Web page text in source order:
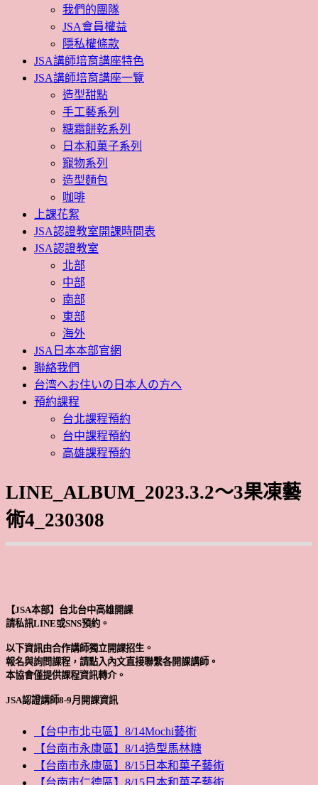
我們的團隊
JSA會員權益
隱私權條款
JSA講師培育講座特色
JSA講師培育講座一覽
造型甜點
手工藝系列
糖霜餅乾系列
日本和菓子系列
寵物系列
造型麵包
咖啡
上課花絮
JSA認證教室開課時間表
JSA認證教室
北部
中部
南部
東部
海外
JSA日本本部官網
聯絡我們
台湾へお住いの日本人の方へ
預約課程
台北課程預約
台中課程預約
高雄課程預約
LINE_ALBUM_2023.3.2～3果凍藝
術4_230308
【JSA本部】台北台中高雄開課
請私訊LINE或SNS預約。
以下資訊由合作講師獨立開課招生。
報名與詢問課程，請點入內文直接聯繫各開課講師。
本協會僅提供課程資訊轉介。
JSA認證講師8-9月開課資訊
【台中市北屯區】8/14Mochi藝術
【台南市永康區】8/14造型馬林糖
【台南市永康區】8/15日本和菓子藝術
【台南市仁德區】8/15日本和菓子藝術